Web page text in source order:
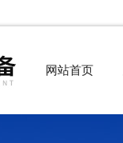
网站首页